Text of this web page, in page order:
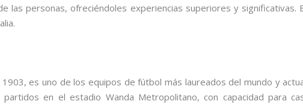
las personas, ofreciéndoles experiencias superiores y significativas.
es uno de los equipos de fútbol más laureados del mundo y
partidos en el estadio Wanda Metropolitano, con capacidad para